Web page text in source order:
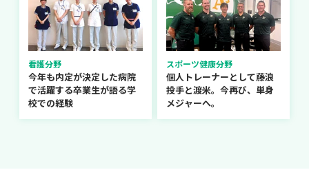
看護分野
今年も内定が決定した病院
で活躍する卒業生が語る学
校での経験
スポーツ健康分野
個人トレーナーとして藤浪
投手と渡米。今再び、単身
メジャーへ。